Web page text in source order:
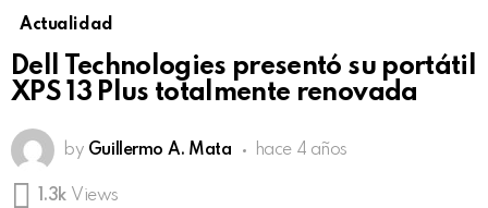
Actualidad
Dell Technologies presentó su portátil
XPS 13 Plus totalmente renovada
by Guillermo A. Mata hace 4 años
1.3k Views